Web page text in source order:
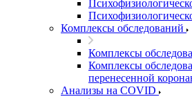
Комплексы обследований
Комплексы
Комплексы
перенесенной
Анализы на COVID